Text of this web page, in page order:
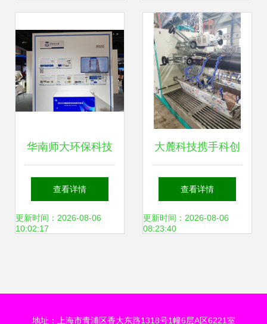
术瓶颈，引领环保
科技新突破
华南师大环保科技
成果闪耀2024中国
高校科交会
查看详情
更新时间：2026-08-06
10:02:17
大麓科技携手科创
空间数智技术，打
造管道检测行业典
查看详情
更新时间：2026-08-06
08:23:40
地址：上海市青浦区香大东路1318号1幢6层A区6221室